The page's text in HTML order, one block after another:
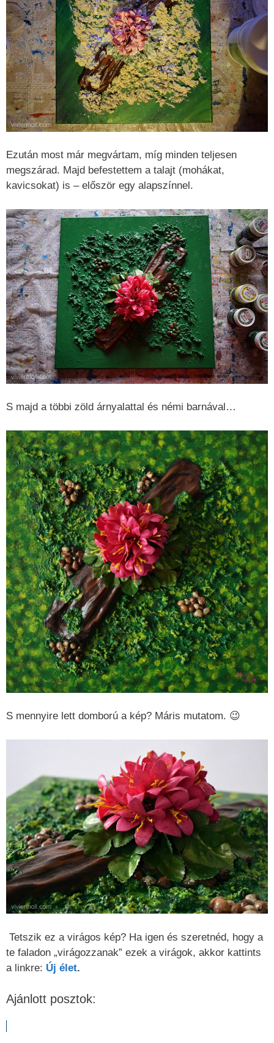
Ezután most már megvártam, míg minden teljesen
megszárad. Majd befestettem a talajt (mohákat,
kavicsokat) is – először egy alapszínnel.
S majd a többi zöld árnyalattal és némi barnával…
S mennyire lett domború a kép? Máris mutatom. 😉
Tetszik ez a virágos kép? Ha igen és szeretnéd, hogy a
te faladon „virágozzanak” ezek a virágok, akkor kattints
a linkre: Új élet.
Ajánlott posztok: